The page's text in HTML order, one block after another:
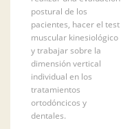
postural de los
pacientes, hacer el test
muscular kinesiológico
y trabajar sobre la
dimensión vertical
individual en los
tratamientos
ortodóncicos y
dentales.